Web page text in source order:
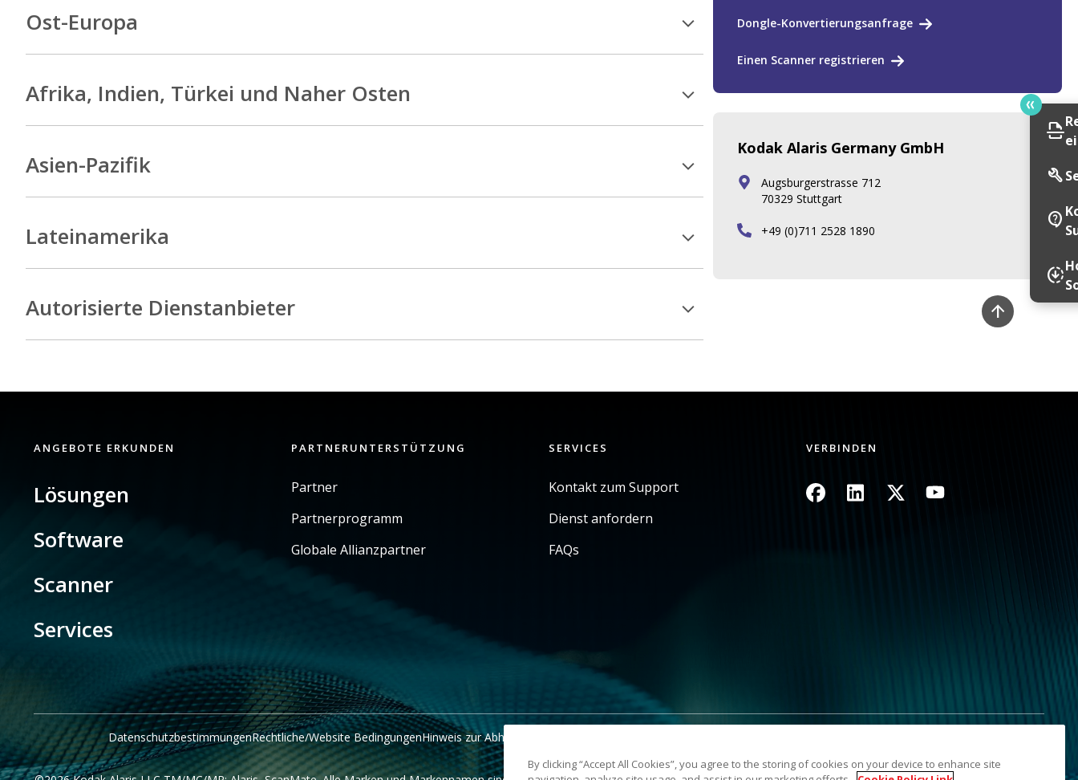
Ost-Europa
Afrika, Indien, Türkei und Naher Osten
Asien-Pazifik
Lateinamerika
Autorisierte Dienstanbieter
Dongle-Konvertierungsanfrage
Einen Scanner registrieren
Kodak Alaris Germany GmbH
Augsburgerstrasse 712
70329 Stuttgart
+49 (0)711 2528 1890
scan
build
contact_support
downloading
ANGEBOTE ERKUNDEN
Lösungen
Software
Scanner
Services
PARTNERUNTERSTÜTZUNG
Partner
Partnerprogramm
Globale Allianzpartner
SERVICES
Kontakt zum Support
Dienst anfordern
FAQs
VERBINDEN
Bild Bild Bild Bild
DatenschutzbestimmungenRechtliche/Website BedingungenHinweis zur Abholung in Kalifornien
By clicking “Accept All Cookies”, you agree to the storing of cookies on your device to enhance site